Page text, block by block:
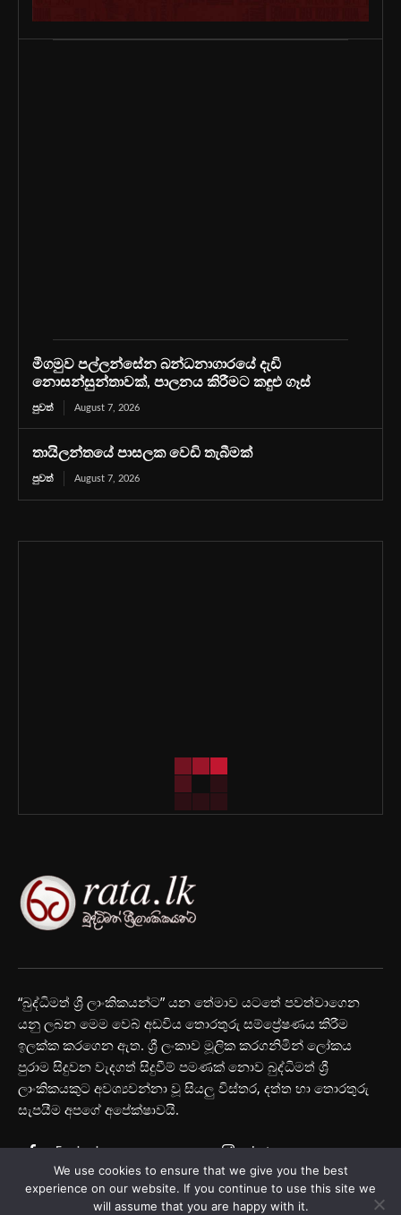
මීගමුව පල්ලන්සේන බන්ධනාගාරයේ දැඩි
නොසන්සුන්තාවක්, පාලනය කිරීමට කඳුළු ගෑස්
පුවත් August 7, 2026
තායිලන්තයේ පාසලක වෙඩි තැබීමක්
පුවත් August 7, 2026
“බුද්ධිමත් ශ්‍රී ලාංකිකයන්ට” යන තේමාව යටතේ පවත්වාගෙන
යනු ලබන මෙම වෙබ් අඩවිය තොරතුරු සම්ප්‍රේෂණය කිරීම
ඉලක්ක කරගෙන ඇත. ශ්‍රී ලංකාව මූලික කරගනිමින් ලෝකය
පුරාම සිදුවන වැදගත් සිදුවීම් පමණක් නොව බුද්ධිමත් ශ්‍රී
ලාංකිකයකුට අවශ්‍යවන්නා වූ සියලු විස්තර, දත්ත හා තොරතුරු
සැපයීම අපගේ අපේක්ෂාවයි.
Facebook Instagram
We use cookies to ensure that we give you the best
experience on our website. If you continue to use this site we
will assume that you are happy with it.